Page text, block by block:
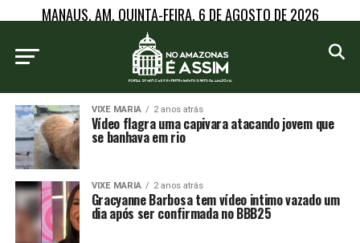
MANAUS, AM, QUINTA-FEIRA, 6 DE AGOSTO DE 2026
VIXE MARIA 2 anos atrás
Vídeo flagra uma capivara atacando jovem que
se banhava em rio
VIXE MARIA 2 anos atrás
Gracyanne Barbosa tem vídeo intimo vazado um
dia após ser confirmada no BBB25